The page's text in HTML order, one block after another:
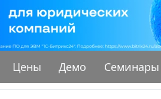
Цены Демо Семинары